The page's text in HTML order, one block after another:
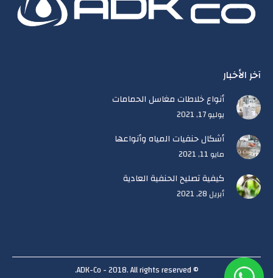
new
window
new
window
آخر الأخبار
أنواع خلاطات مغاسل الحمامات
يوليو 17, 2021
أشكال حنفيات المياه وأنواعها
مايو 11, 2021
كيفية تصليح الحنفية العادية
أبريل 28, 2021
© ADK-Co - 2018. All rights reserved.